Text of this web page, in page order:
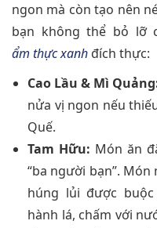
ngon mà còn tạo nên
bạn không thể bỏ lỡ
ẩm thực xanh đích thực:
Cao Lầu & Mì
nửa vị ngon nếu
Quế.
Tam Hữu: Món ăn
“ba người bạn”.
húng lủi được
hành lá, chấm với